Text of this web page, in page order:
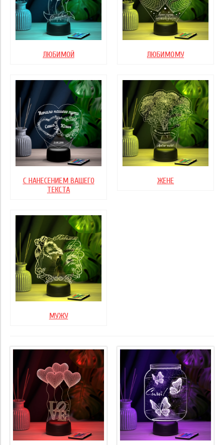
ЛЮБИМОЙ ЛЮБИМОМУ
С НАНЕСЕНИЕМ ВАШЕГО
ТЕКСТА
ЖЕНЕ
МУЖУ